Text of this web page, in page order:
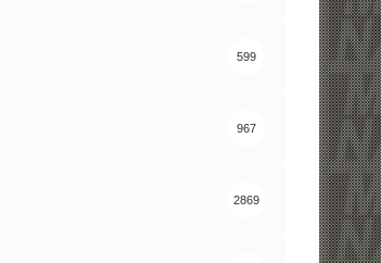
599
967
2869